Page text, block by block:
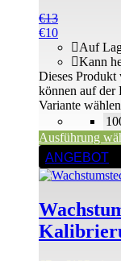
€13
€10
Auf
Kann
Variante
Ausführung
Dieses Produkt
können auf der
ANGEBOT